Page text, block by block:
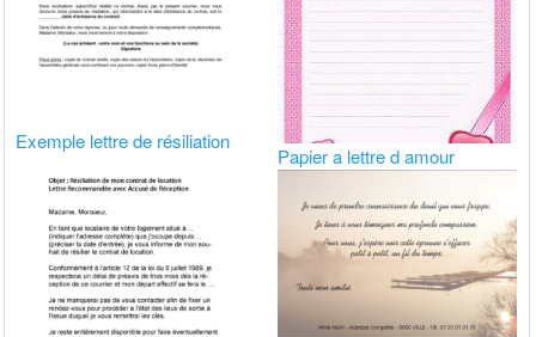
Exemple lettre de résiliation
Papier a lettre d amour